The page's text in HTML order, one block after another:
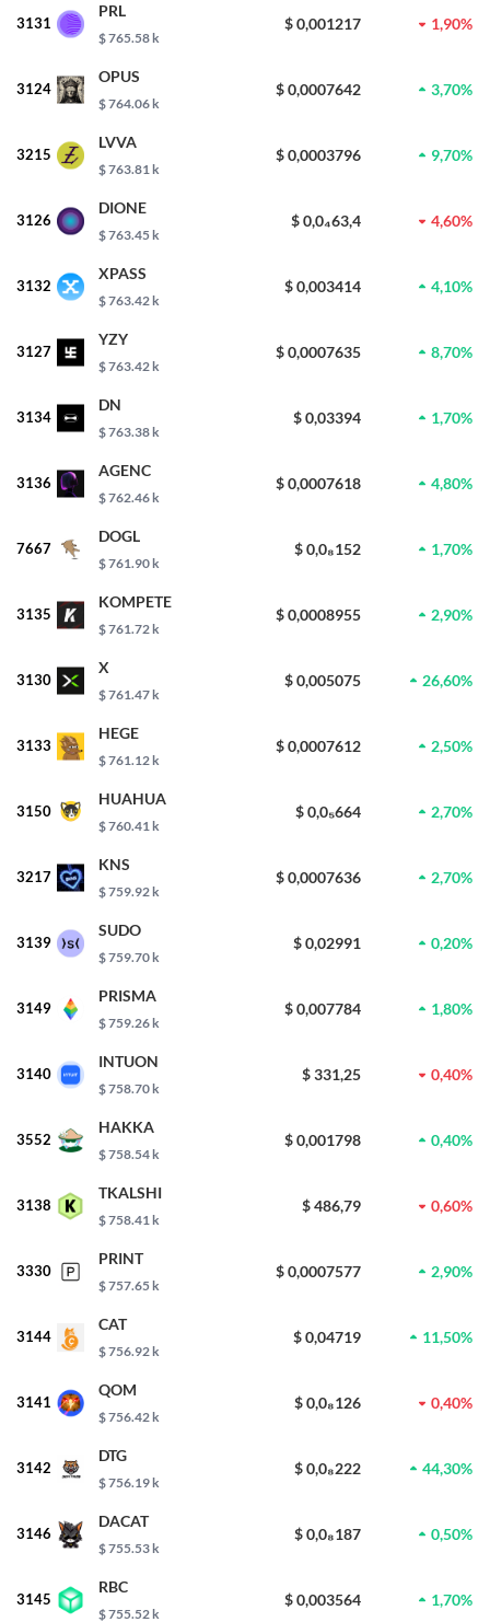
3131
PRL
$ 765.58 k
$ 0,001217 1,90%
3124
OPUS
$ 764.06 k
$ 0,0007642 3,70%
3215
LVVA
$ 763.81 k
$ 0,0003796 9,70%
3126
DIONE
$ 763.45 k
$ 0,0₄63,4 4,60%
3132
XPASS
$ 763.42 k
$ 0,003414 4,10%
3127
YZY
$ 763.42 k
$ 0,0007635 8,70%
3134
DN
$ 763.38 k
$ 0,03394 1,70%
3136
AGENC
$ 762.46 k
$ 0,0007618 4,80%
7667
DOGL
$ 761.90 k
$ 0,0₈152 1,70%
3135
KOMPETE
$ 761.72 k
$ 0,0008955 2,90%
3130
X
$ 761.47 k
$ 0,005075 26,60%
3133
HEGE
$ 761.12 k
$ 0,0007612 2,50%
3150
HUAHUA
$ 760.41 k
$ 0,0₅664 2,70%
3217
KNS
$ 759.92 k
$ 0,0007636 2,70%
3139
SUDO
$ 759.70 k
$ 0,02991 0,20%
3149
PRISMA
$ 759.26 k
$ 0,007784 1,80%
3140
INTUON
$ 758.70 k
$ 331,25 0,40%
3552
HAKKA
$ 758.54 k
$ 0,001798 0,40%
3138
TKALSHI
$ 758.41 k
$ 486,79 0,60%
3330
PRINT
$ 757.65 k
$ 0,0007577 2,90%
3144
CAT
$ 756.92 k
$ 0,04719 11,50%
3141
QOM
$ 756.42 k
$ 0,0₈126 0,40%
3142
DTG
$ 756.19 k
$ 0,0₈222 44,30%
3146
DACAT
$ 755.53 k
$ 0,0₈187 0,50%
3145
RBC
$ 755.52 k
$ 0,003564 1,70%